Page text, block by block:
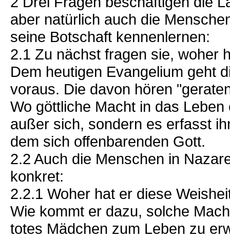
aber natürlich auch die
seine Botschaft kennenlernen:
2.1 Zu nächst fragen sie, woher
Dem heutigen Evangelium geht
voraus. Die davon hören
Wo göttliche Macht in das
außer sich, sondern es erfasst
dem sich offenbarenden Gott.
2.2 Auch die Menschen in
konkret:
2.2.1 Woher hat er diese
Wie kommt er dazu, solche
totes Mädchen zum Leben zu